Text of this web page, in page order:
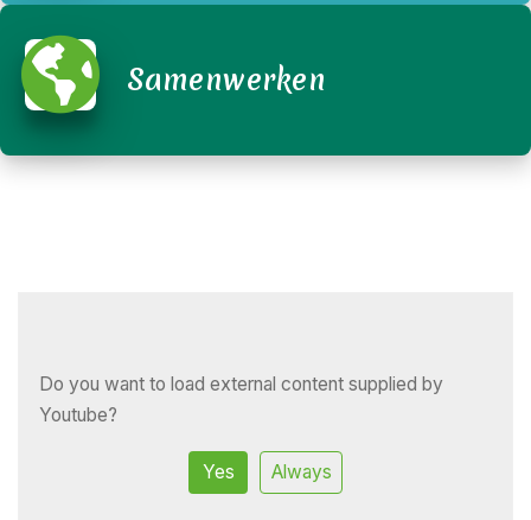
Samenwerken
Do you want to load external content supplied by
Youtube?
Yes Always